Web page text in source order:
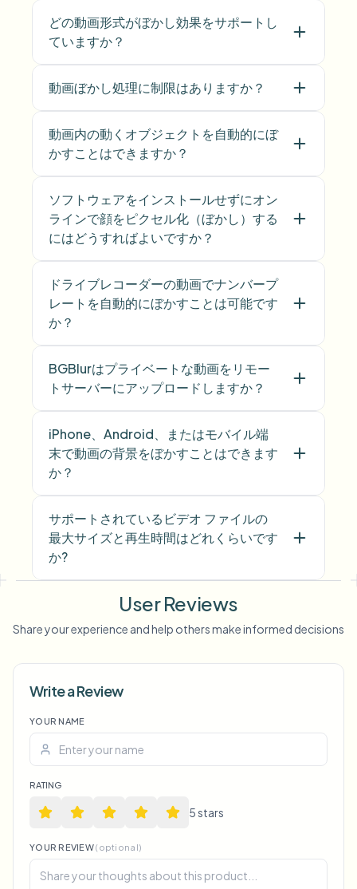
どの動画形式がぼかし効果をサポートし
ていますか？
動画ぼかし処理に制限はありますか？
動画内の動くオブジェクトを自動的にぼ
かすことはできますか？
ソフトウェアをインストールせずにオン
ラインで顔をピクセル化（ぼかし）する
にはどうすればよいですか？
ドライブレコーダーの動画でナンバープ
レートを自動的にぼかすことは可能です
か？
BGBlurはプライベートな動画をリモー
トサーバーにアップロードしますか？
iPhone、Android、またはモバイル端
末で動画の背景をぼかすことはできます
か？
サポートされているビデオ ファイルの
最大サイズと再生時間はどれくらいです
か?
User Reviews
Share your experience and help others make informed decisions
Write a Review
YOUR NAME
RATING
5stars
YOUR REVIEW(optional)